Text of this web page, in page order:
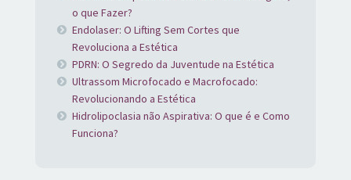
o que Fazer?
Endolaser: O Lifting Sem Cortes que
Revoluciona a Estética
PDRN: O Segredo da Juventude na Estética
Ultrassom Microfocado e Macrofocado:
Revolucionando a Estética
Hidrolipoclasia não Aspirativa: O que é e Como
Funciona?